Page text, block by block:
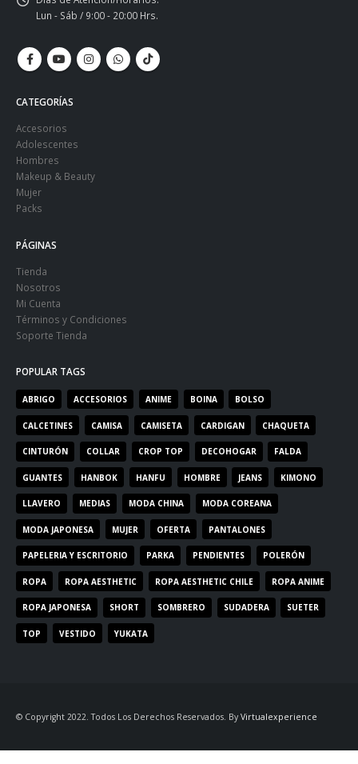
Lun - Sáb / 9:00 - 20:00 Hrs.
CATEGORÍAS
Accesorios
Adolescentes
Hombres
Makeup & Beauty
Mujer
Packs
PÁGINAS
Tienda
Nosotros
Mi Cuenta
Términos y Condiciones
Soporte Tienda
POPULAR TAGS
ABRIGO ACCESORIOS ANIME BOINA BOLSO
CALCETINES CAMISA CAMISETA CARDIGAN CHAQUETA
CINTURÓN COLLAR CROP TOP DECOHOGAR FALDA
GUANTES HANBOK HANFU HOMBRE JEANS KIMONO
LLAVERO MEDIAS MODA CHINA MODA COREANA
MODA JAPONESA MUJER OFERTA PANTALONES
PAPELERIA Y ESCRITORIO PARKA PENDIENTES POLERÓN
ROPA ROPA AESTHETIC ROPA AESTHETIC CHILE ROPA ANIME
ROPA JAPONESA SHORT SOMBRERO SUDADERA SUETER
TOP VESTIDO YUKATA
© Copyright 2022. Todos Los Derechos Reservados. By Virtualexperience